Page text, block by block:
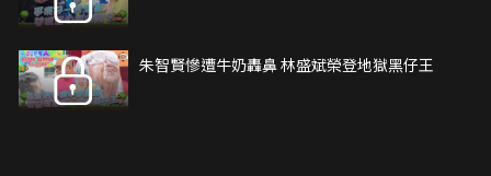
朱智賢慘遭牛奶轟鼻 林盛斌榮登地獄黑仔王